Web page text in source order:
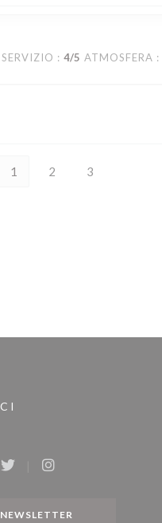
SERVIZIO : 4/5 ATMOSFERA :
1 2 3
NEWSLETTER